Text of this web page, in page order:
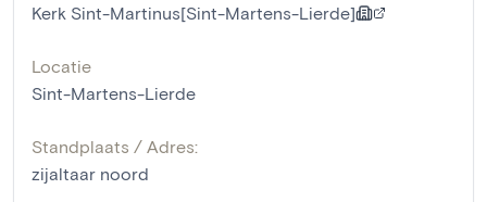
Kerk Sint-Martinus[Sint-Martens-Lierde]
Locatie
Sint-Martens-Lierde
Standplaats / Adres:
zijaltaar noord